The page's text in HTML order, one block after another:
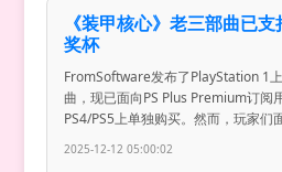
《装甲核心》老三部曲已
奖杯
FromSoftware发布了PlayStation 1
曲，现已面向PS Plus Premium订阅
PS4/PS5上单独购买。然而，玩家们
2025-12-12 05:00:02